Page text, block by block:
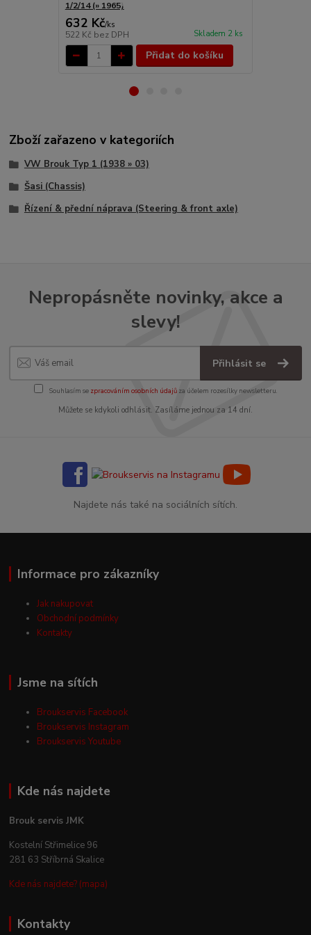
1/2/14 (» 1965)
632 Kč/ks
522 Kč bez DPH Skladem 2 ks
Přidat do košíku
Zboží zařazeno v kategoriích
VW Brouk Typ 1 (1938 » 03)
Šasi (Chassis)
Řízení & přední náprava (Steering & front axle)
Nepropásněte novinky, akce a
slevy!
Přihlásit se
Souhlasím se zpracováním osobních údajůza účelem rozesílky newsletteru.
Můžete se kdykoli odhlásit. Zasíláme jednou za 14 dní.
Najdete nás také na sociálních sítích.
Informace pro zákazníky
Jak nakupovat
Obchodní podmínky
Kontakty
Jsme na sítích
Broukservis Facebook
Broukservis Instagram
Broukservis Youtube
Kde nás najdete
Brouk servis JMK
Kostelní Střimelice 96
281 63 Stříbrná Skalice
Kde nás najdete? (mapa)
Kontakty